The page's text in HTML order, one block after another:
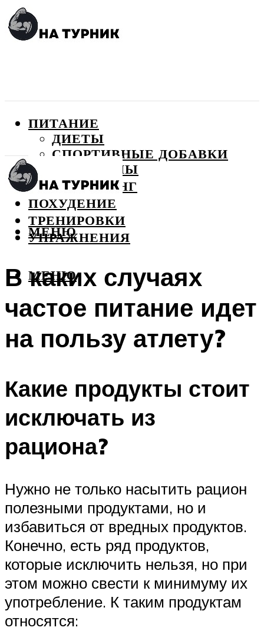
ПИТАНИЕ
ДИЕТЫ
СПОРТИВНЫЕ ДОБАВКИ
ВИТАМИНЫ
БОДИБИЛДИНГ
ПОХУДЕНИЕ
ТРЕНИРОВКИ
УПРАЖНЕНИЯ
МЕНЮ
МЕНЮ
В каких случаях
частое питание идет
на пользу атлету?
Какие продукты стоит
исключать из
рациона?
Нужно не только насытить рацион
полезными продуктами, но и
избавиться от вредных продуктов.
Конечно, есть ряд продуктов,
которые исключить нельзя, но при
этом можно свести к минимуму их
употребление. К таким продуктам
относятся: